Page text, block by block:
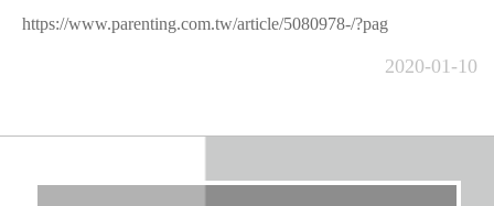
https://www.parenting.com.tw/article/5080978-/?pag
2020-01-10